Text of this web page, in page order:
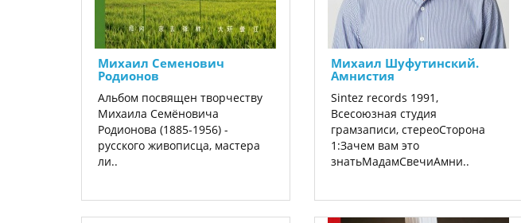
Михаил Семенович
Родионов
Альбом посвящен творчеству
Михаила Семёновича
Родионова (1885-1956) -
русского живописца, мастера
ли..
Михаил Шуфутинский.
Амнистия
Sintez records 1991,
Всесоюзная студия
грамзаписи, стереоСторона
1:Зачем вам это
знатьМадамСвечиАмни..